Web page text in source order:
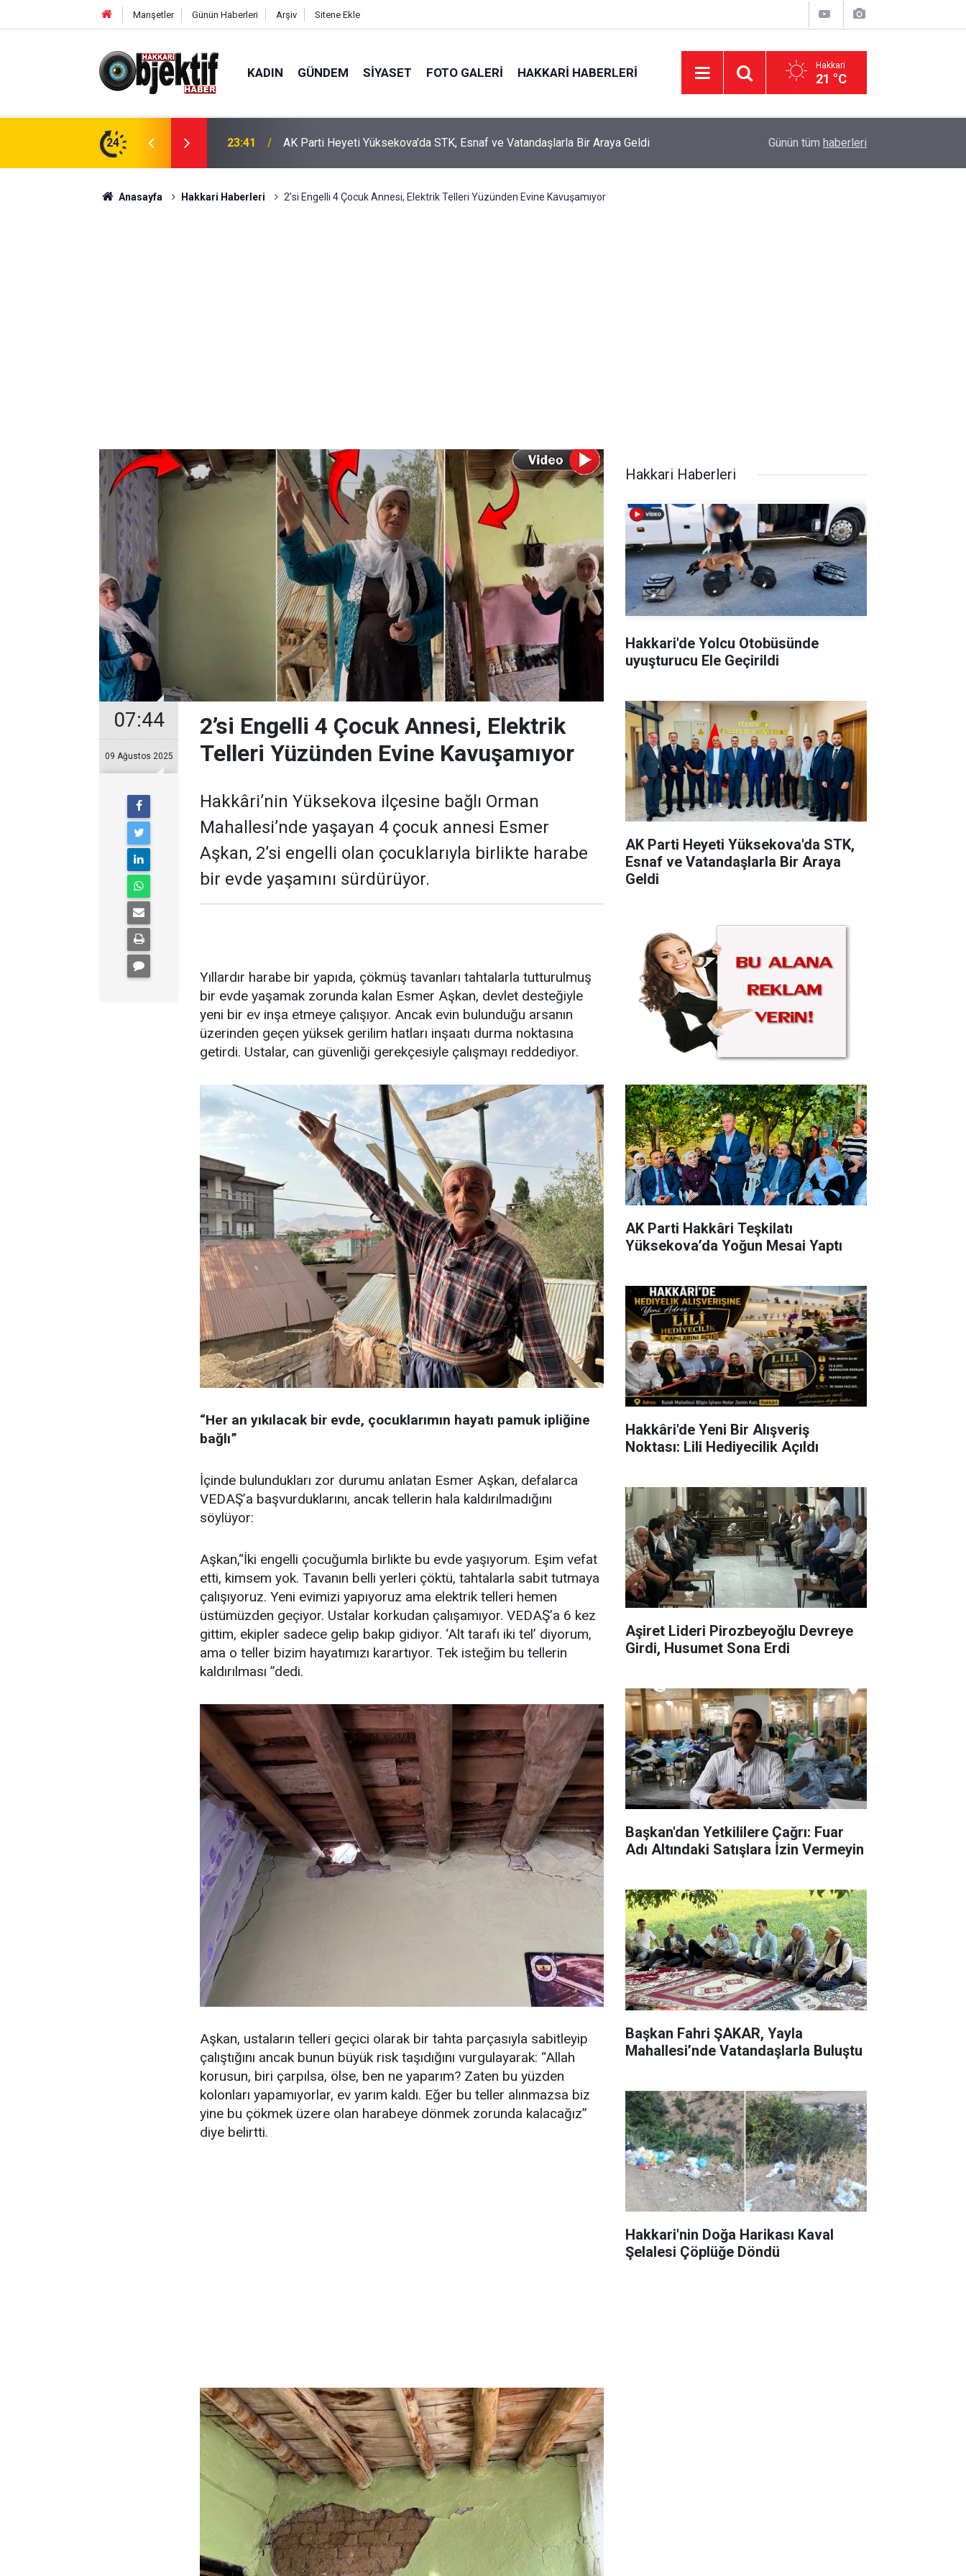
Manşetler Günün Haberleri Arşiv Sitene Ekle
KADIN GÜNDEM SIYASET FOTO GALERI HAKKARI HABERLERI Hakkari
21 °C
24
Ele Geçirildi 23:41 AK Parti Heyeti Yüksekova'da STK, Esnaf ve Vatandaşlarla Bir Araya Geldi AK Parti Hakkâri Teşkilatı Yüksekova’da Yoğun
Günün tüm haberleri
Anasayfa Hakkari Haberleri 2’si Engelli 4 Çocuk Annesi, Elektrik Telleri Yüzünden Evine Kavuşamıyor
07:44
09 Ağustos 2025
2’si Engelli 4 Çocuk Annesi, Elektrik
Telleri Yüzünden Evine Kavuşamıyor
Hakkâri’nin Yüksekova ilçesine bağlı Orman
Mahallesi’nde yaşayan 4 çocuk annesi Esmer
Aşkan, 2’si engelli olan çocuklarıyla birlikte harabe
bir evde yaşamını sürdürüyor.
Yıllardır harabe bir yapıda, çökmüş tavanları tahtalarla tutturulmuş
bir evde yaşamak zorunda kalan Esmer Aşkan, devlet desteğiyle
yeni bir ev inşa etmeye çalışıyor. Ancak evin bulunduğu arsanın
üzerinden geçen yüksek gerilim hatları inşaatı durma noktasına
getirdi. Ustalar, can güvenliği gerekçesiyle çalışmayı reddediyor.
“Her an yıkılacak bir evde, çocuklarımın hayatı pamuk ipliğine
bağlı”
İçinde bulundukları zor durumu anlatan Esmer Aşkan, defalarca
VEDAŞ’a başvurduklarını, ancak tellerin hala kaldırılmadığını
söylüyor:
Aşkan,“İki engelli çocuğumla birlikte bu evde yaşıyorum. Eşim vefat
etti, kimsem yok. Tavanın belli yerleri çöktü, tahtalarla sabit tutmaya
çalışıyoruz. Yeni evimizi yapıyoruz ama elektrik telleri hemen
üstümüzden geçiyor. Ustalar korkudan çalışamıyor. VEDAŞ’a 6 kez
gittim, ekipler sadece gelip bakıp gidiyor. ‘Alt tarafı iki tel’ diyorum,
ama o teller bizim hayatımızı karartıyor. Tek isteğim bu tellerin
kaldırılması ”dedi.
Aşkan, ustaların telleri geçici olarak bir tahta parçasıyla sabitleyip
çalıştığını ancak bunun büyük risk taşıdığını vurgulayarak: “Allah
korusun, biri çarpılsa, ölse, ben ne yaparım? Zaten bu yüzden
kolonları yapamıyorlar, ev yarım kaldı. Eğer bu teller alınmazsa biz
yine bu çökmek üzere olan harabeye dönmek zorunda kalacağız”
diye belirtti.
Hakkari Haberleri
Hakkari'de Yolcu Otobüsünde
uyuşturucu Ele Geçirildi
AK Parti Heyeti Yüksekova'da STK,
Esnaf ve Vatandaşlarla Bir Araya
Geldi
AK Parti Hakkâri Teşkilatı
Yüksekova’da Yoğun Mesai Yaptı
Hakkâri'de Yeni Bir Alışveriş
Noktası: Lili Hediyecilik Açıldı
Aşiret Lideri Pirozbeyoğlu Devreye
Girdi, Husumet Sona Erdi
Başkan'dan Yetkililere Çağrı: Fuar
Adı Altındaki Satışlara İzin Vermeyin
Başkan Fahri ŞAKAR, Yayla
Mahallesi’nde Vatandaşlarla Buluştu
Hakkari'nin Doğa Harikası Kaval
Şelalesi Çöplüğe Döndü